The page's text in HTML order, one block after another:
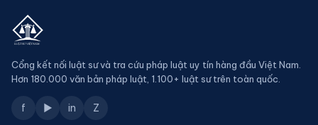
Cổng kết nối luật sư và tra cứu pháp luật uy tín hàng đầu Việt Nam.
Hơn 180.000 văn bản pháp luật, 1.100+ luật sư trên toàn quốc.
f ▶ in Z